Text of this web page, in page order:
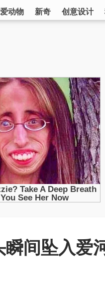
动物 新奇 创意设计
间坠入爱